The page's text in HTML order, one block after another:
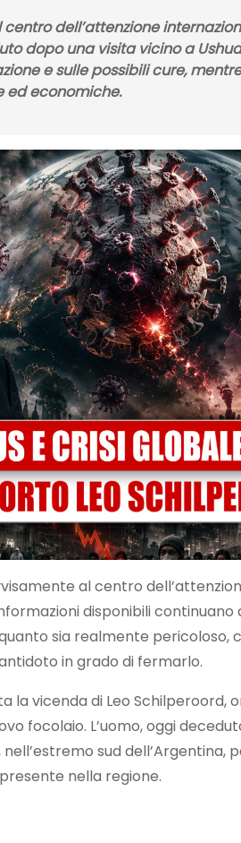
centro dell’attenzione
dopo una visita vicino a
e sulle possibili cure,
ed economiche.
al centro
disponibili
sia realmente
in grado di fermarlo.
la vicenda di Leo
focolaio. L’uomo, oggi
nell’estremo sud
nella regione.